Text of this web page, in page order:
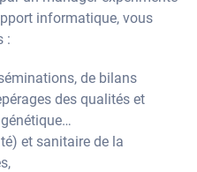
informatique, vous
:
de bilans
des qualités et
et sanitaire de la